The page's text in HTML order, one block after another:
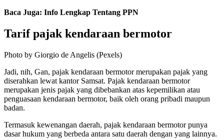
Baca Juga: Info Lengkap Tentang PPN
Tarif pajak kendaraan bermotor
Photo by Giorgio de Angelis (Pexels)
Jadi, nih, Gan, pajak kendaraan bermotor merupakan pajak yang
diserahkan lewat kantor Samsat. Pajak kendaraan bermotor
merupakan jenis pajak yang dibebankan atas kepemilikan atau
penguasaan kendaraan bermotor, baik oleh orang pribadi maupun
badan.
Termasuk kewenangan daerah, pajak kendaraan bermotor punya
dasar hukum yang berbeda antara satu daerah dengan yang lainnya.